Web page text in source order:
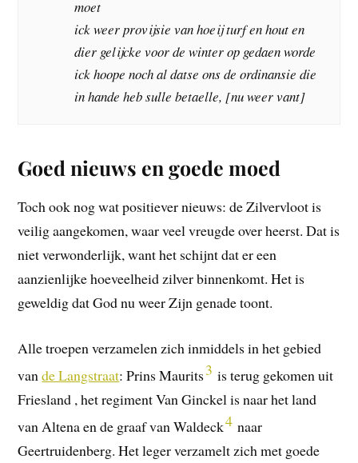
moet
ick weer provijsie van hoeij turf en hout en
dier gelijcke voor de winter op gedaen worde
ick hoope noch al datse ons de ordinansie die
in hande heb sulle betaelle, [nu weer vant]
Goed nieuws en goede moed
Toch ook nog wat positiever nieuws: de Zilvervloot is
veilig aangekomen, waar veel vreugde over heerst. Dat is
niet verwonderlijk, want het schijnt dat er een
aanzienlijke hoeveelheid zilver binnenkomt. Het is
geweldig dat God nu weer Zijn genade toont.
Alle troepen verzamelen zich inmiddels in het gebied
vande Langstraat: Prins Maurits3 is terug gekomen uit
Friesland , het regiment Van Ginckel is naar het land
van Altena en de graaf van Waldeck4 naar
Geertruidenberg. Het leger verzamelt zich met goede